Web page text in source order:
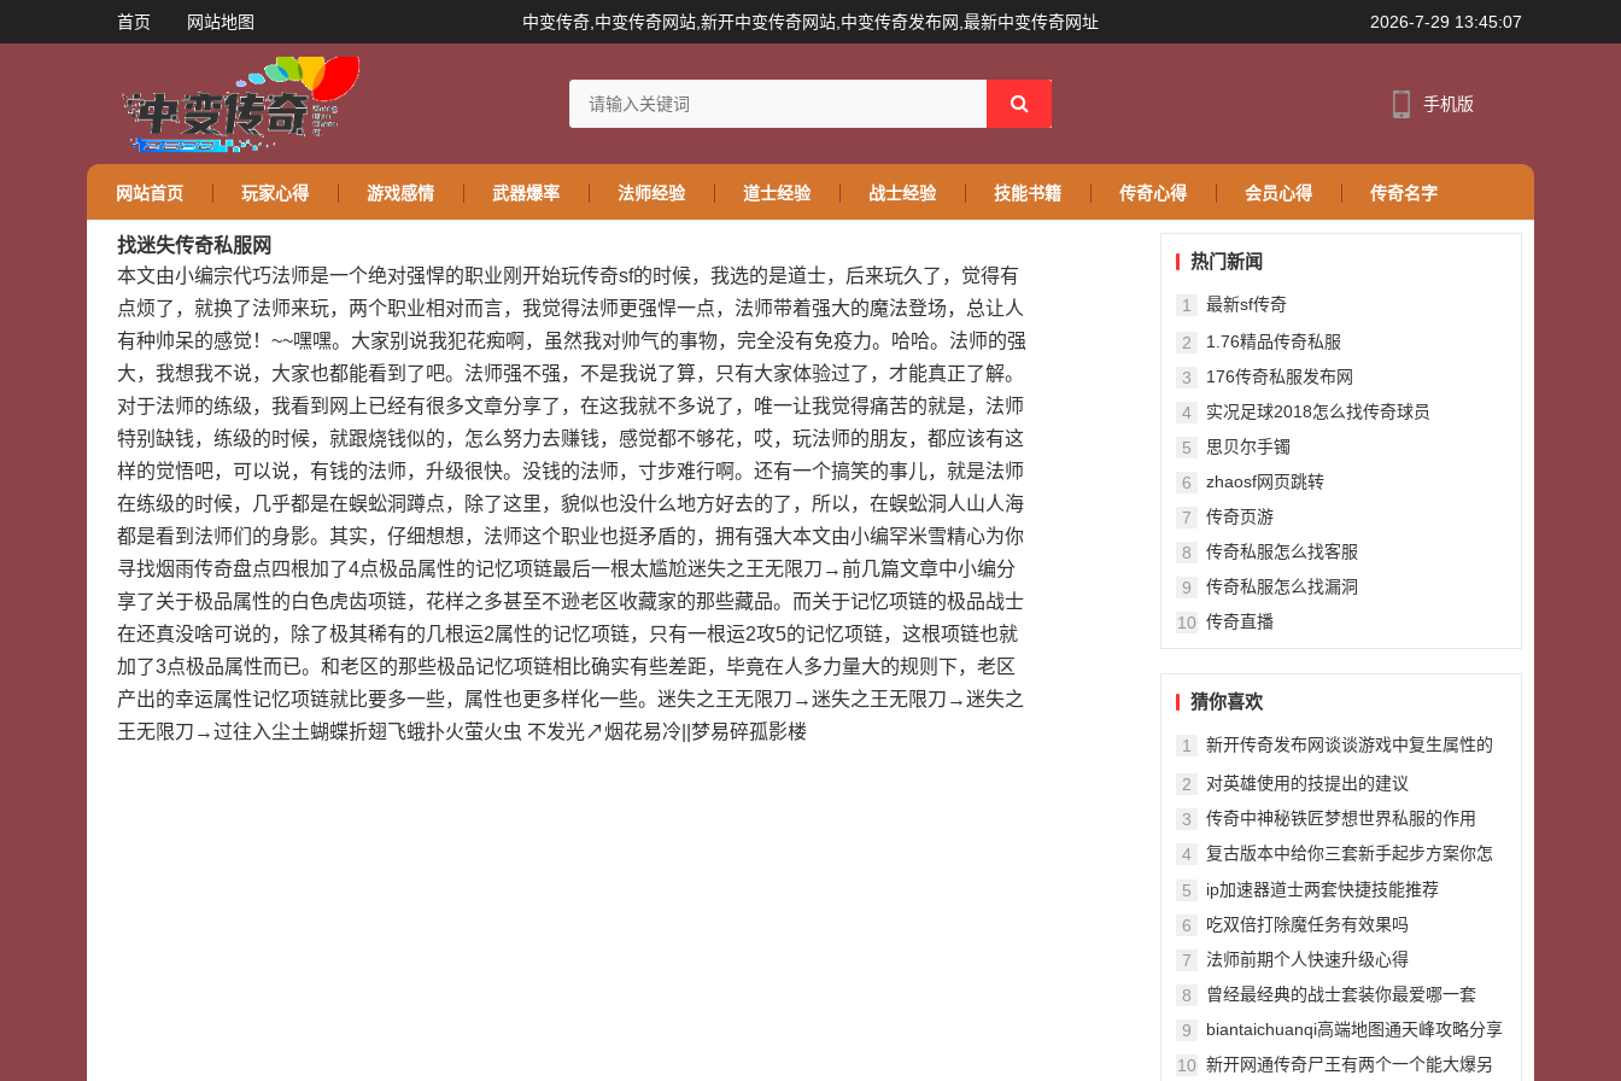
首页 网站地图 2026-7-29 13:45:07
中变传奇,中变传奇网站,新开中变传奇网站,中变传奇发布网,最新中变传奇网址
手机版
网站首页 玩家心得 游戏感情 武器爆率 法师经验 道士经验 战士经验 技能书籍 传奇心得 会员心得 传奇名字
找迷失传奇私服网
本文由小编宗代巧法师是一个绝对强悍的职业刚开始玩传奇sf的时候，我选的是道士，后来玩久了，觉得有
点烦了，就换了法师来玩，两个职业相对而言，我觉得法师更强悍一点，法师带着强大的魔法登场，总让人
有种帅呆的感觉！~~嘿嘿。大家别说我犯花痴啊，虽然我对帅气的事物，完全没有免疫力。哈哈。法师的强
大，我想我不说，大家也都能看到了吧。法师强不强，不是我说了算，只有大家体验过了，才能真正了解。
对于法师的练级，我看到网上已经有很多文章分享了，在这我就不多说了，唯一让我觉得痛苦的就是，法师
特别缺钱，练级的时候，就跟烧钱似的，怎么努力去赚钱，感觉都不够花，哎，玩法师的朋友，都应该有这
样的觉悟吧，可以说，有钱的法师，升级很快。没钱的法师，寸步难行啊。还有一个搞笑的事儿，就是法师
在练级的时候，几乎都是在蜈蚣洞蹲点，除了这里，貌似也没什么地方好去的了，所以，在蜈蚣洞人山人海
都是看到法师们的身影。其实，仔细想想，法师这个职业也挺矛盾的，拥有强大本文由小编罕米雪精心为你
寻找烟雨传奇盘点四根加了4点极品属性的记忆项链最后一根太尴尬迷失之王无限刀→前几篇文章中小编分
享了关于极品属性的白色虎齿项链，花样之多甚至不逊老区收藏家的那些藏品。而关于记忆项链的极品战士
在还真没啥可说的，除了极其稀有的几根运2属性的记忆项链，只有一根运2攻5的记忆项链，这根项链也就
加了3点极品属性而已。和老区的那些极品记忆项链相比确实有些差距，毕竟在人多力量大的规则下，老区
产出的幸运属性记忆项链就比要多一些，属性也更多样化一些。迷失之王无限刀→迷失之王无限刀→迷失之
王无限刀→过往入尘土蝴蝶折翅飞蛾扑火萤火虫 不发光↗烟花易冷||梦易碎孤影楼
热门新闻
1
最新sf传奇
2
1.76精品传奇私服
3
176传奇私服发布网
4
实况足球2018怎么找传奇球员
5
思贝尔手镯
6
zhaosf网页跳转
7
传奇页游
8
传奇私服怎么找客服
9
传奇私服怎么找漏洞
10 传奇直播
猜你喜欢
1
新开传奇发布网谈谈游戏中复生属性的
2
对英雄使用的技提出的建议
3
传奇中神秘铁匠梦想世界私服的作用
4
复古版本中给你三套新手起步方案你怎
5
ip加速器道士两套快捷技能推荐
6
吃双倍打除魔任务有效果吗
7
法师前期个人快速升级心得
8
曾经最经典的战士套装你最爱哪一套
9
biantaichuanqi高端地图通天峰攻略分享
10 新开网通传奇尸王有两个一个能大爆另